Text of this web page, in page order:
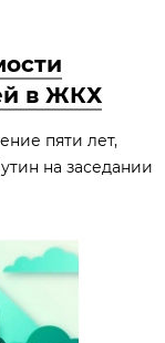
в ЖКХ
пяти лет,
на заседании